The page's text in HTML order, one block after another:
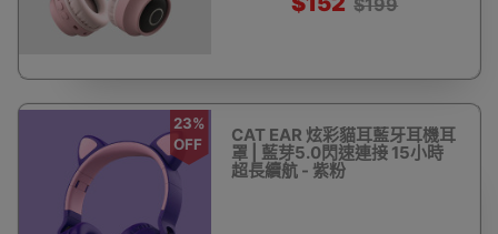
23%
OFF
CAT EAR 炫彩貓耳藍牙耳機耳
罩 | 藍芽5.0閃速連接 15小時
超長續航 - 紫粉